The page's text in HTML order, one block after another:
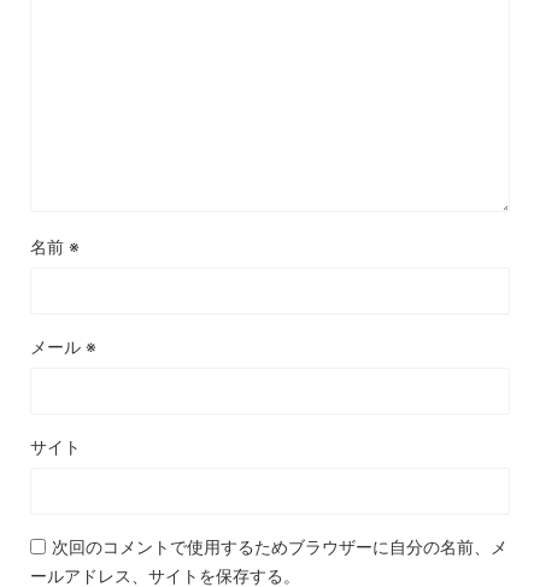
名前 ※
メール ※
サイト
次回のコメントで使用するためブラウザーに自分の名前、メ
ールアドレス、サイトを保存する。